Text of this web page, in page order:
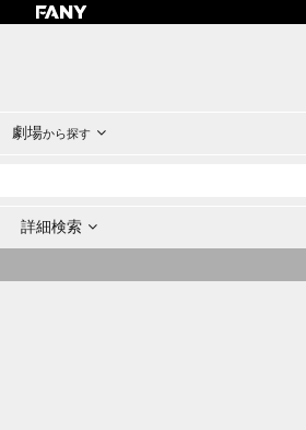
劇場から探す
詳細検索